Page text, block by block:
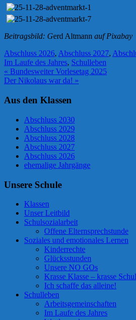
Beitragsbild: Gerd Altmann auf Pixabay
Abschluss 2026, Abschluss 2027,
Im Laufe des Jahres, Schulleben
Beitragsnavigation
« Bundesweiter Vorlesetag 2025
Der Nikolaus war da! »
Aus den Klassen
Abschluss 2030
Abschluss 2029
Abschluss 2028
Abschluss 2027
Abschluss 2026
ehemalige Jahrgänge
Unsere Schule
Klassen
Unser Leitbild
Schulsozialarbeit
Offene Elternsprechstunde
Soziales und emotionales Lernen
Kinderrechte
Glücksstunden
Unsere NO GOs
Krasse Klasse – krasse
Ich schaffe das alleine!
Schulleben
Arbeitsgemeinschaften
Im Laufe des Jahres